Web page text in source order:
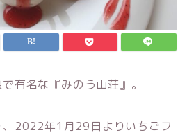
有名な『みのう山荘』。
、2022年1月29日よりいちごフ